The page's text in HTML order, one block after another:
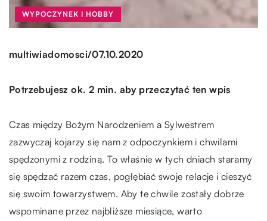
WYPOCZYNEK I HOBBY
multiwiadomosci/07.10.2020
Potrzebujesz ok. 2 min. aby przeczytać ten wpis
Czas między Bożym Narodzeniem a Sylwestrem
zazwyczaj kojarzy się nam z odpoczynkiem i chwilami
spędzonymi z rodziną. To właśnie w tych dniach staramy
się spędzać razem czas, pogłębiać swoje relacje i cieszyć
się swoim towarzystwem. Aby te chwile zostały dobrze
wspominane przez najbliższe miesiące, warto